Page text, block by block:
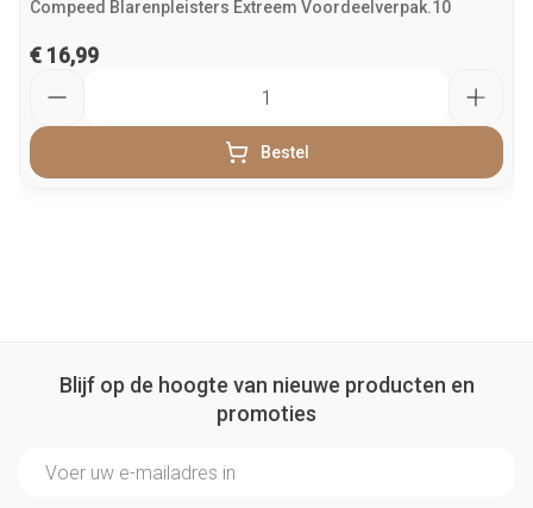
Compeed Blarenpleisters Extreem Voordeelverpak.10
€ 16,99
Bestel
Blijf op de hoogte van nieuwe producten en
promoties